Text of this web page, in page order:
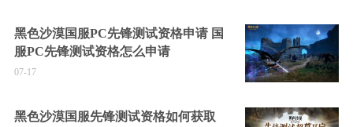
黑色沙漠国服PC先锋测试资格申请 国
服PC先锋测试资格怎么申请
07-17
黑色沙漠国服先锋测试资格如何获取